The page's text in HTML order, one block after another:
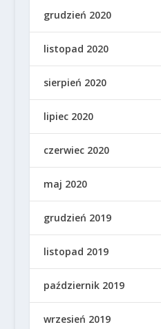
grudzień 2020
listopad 2020
sierpień 2020
lipiec 2020
czerwiec 2020
maj 2020
grudzień 2019
listopad 2019
październik 2019
wrzesień 2019